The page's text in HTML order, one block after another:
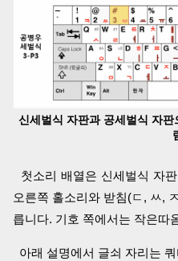
신세벌식 자판과 공세벌식 자
첫소리 배열은 신세벌식 자판
오른쪽 홀소리와 받침(ㄷ, ㅆ,
릅니다. 기호 쪽에서는 작은따
아래 설명에서 글쇠 자리는